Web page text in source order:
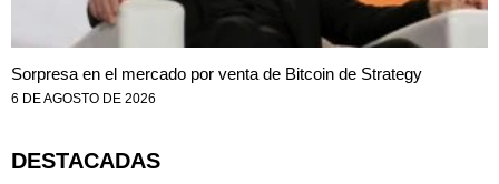
Sorpresa en el mercado por venta de Bitcoin de Strategy
6 DE AGOSTO DE 2026
DESTACADAS